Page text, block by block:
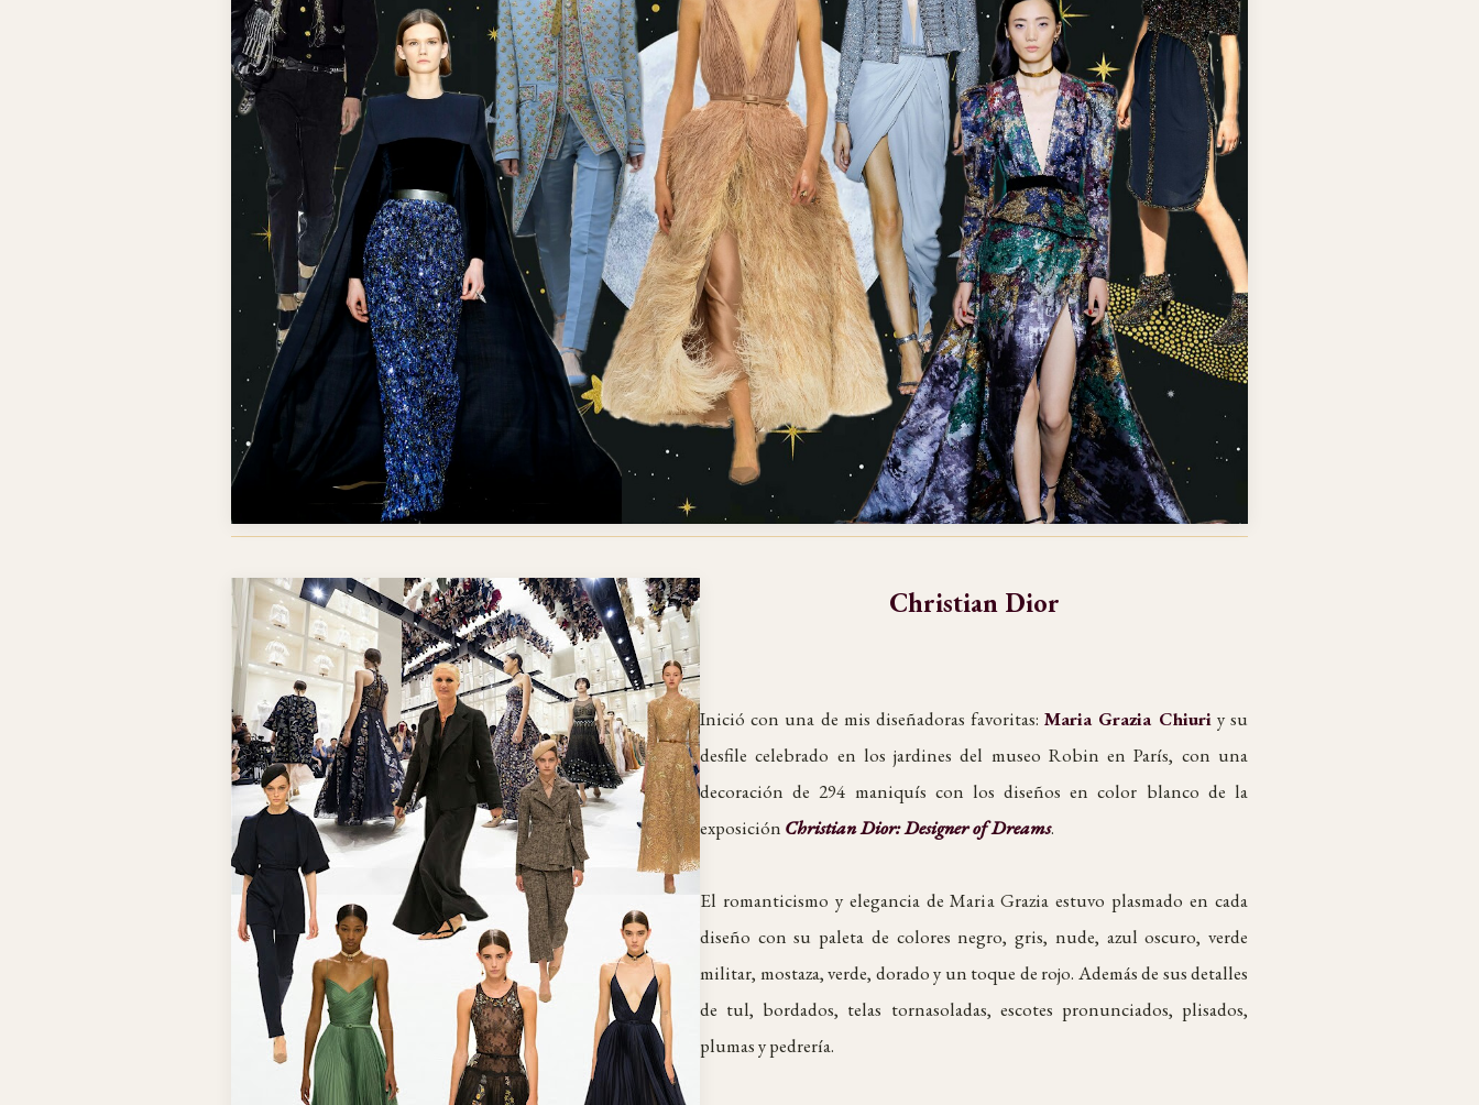
Christian Dior
Inició con una de mis diseñadoras favoritas:Maria Grazia Chiuriy su
desfile celebrado en los jardines del museo Robin en París, con una
decoración de 294 maniquís con los diseños en color blanco de la
exposición Christian Dior: Designer of Dreams.
El romanticismo y elegancia de Maria Grazia estuvo plasmado en cada
diseño con su paleta de colores negro, gris, nude, azul oscuro, verde
militar, mostaza, verde, dorado y un toque de rojo. Además de sus detalles
de tul, bordados, telas tornasoladas, escotes pronunciados, plisados,
plumas y pedrería.